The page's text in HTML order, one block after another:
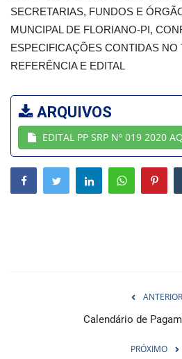
Mural de Licitações
Notícias
Vídeos
Webmail
SECRETARIAS, FUNDOS E
MUNCIPAL DE FLORIANO-PI,
ESPECIFICAÇÕES CONTIDAS NO
REFERÊNCIA E EDITAL
ARQUIVOS
EDITAL PP SRP Nº 019 2020
ANTERIOR
Calendário de
PRÓXIMO